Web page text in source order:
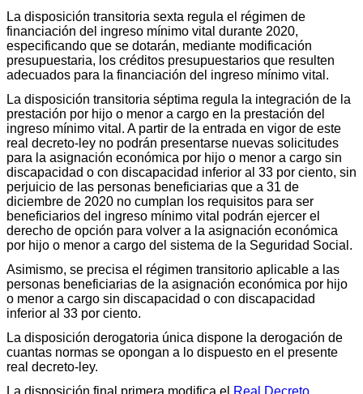
La disposición transitoria sexta regula el régimen de
financiación del ingreso mínimo vital durante 2020,
especificando que se dotarán, mediante modificación
presupuestaria, los créditos presupuestarios que resulten
adecuados para la financiación del ingreso mínimo vital.
La disposición transitoria séptima regula la integración de la
prestación por hijo o menor a cargo en la prestación del
ingreso mínimo vital. A partir de la entrada en vigor de este
real decreto-ley no podrán presentarse nuevas solicitudes
para la asignación económica por hijo o menor a cargo sin
discapacidad o con discapacidad inferior al 33 por ciento, sin
perjuicio de las personas beneficiarias que a 31 de
diciembre de 2020 no cumplan los requisitos para ser
beneficiarios del ingreso mínimo vital podrán ejercer el
derecho de opción para volver a la asignación económica
por hijo o menor a cargo del sistema de la Seguridad Social.
Asimismo, se precisa el régimen transitorio aplicable a las
personas beneficiarias de la asignación económica por hijo
o menor a cargo sin discapacidad o con discapacidad
inferior al 33 por ciento.
La disposición derogatoria única dispone la derogación de
cuantas normas se opongan a lo dispuesto en el presente
real decreto-ley.
La disposición final primera modifica el Real Decreto